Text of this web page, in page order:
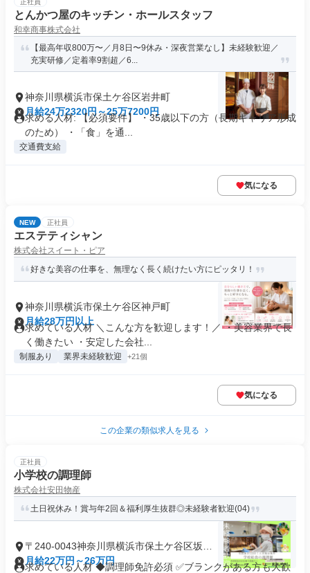
正社員
とんかつ屋のキッチン・ホールスタッフ
和幸商事株式会社
【最高年収800万〜／月8日〜9休み・深夜営業なし】未経験歓迎／
充実研修／定着率9割超／6...
神奈川県横浜市保土ケ谷区岩井町
月給24万2320円～25万7200円
求める人材: 【必須要件】 ・35歳以下の方（長期キャリア形成
のため） ・「食」を通...
交通費支給
気になる
NEW 正社員
エステティシャン
株式会社スイート・ピア
好きな美容の仕事を、無理なく長く続けたい方にピッタリ！
神奈川県横浜市保土ケ谷区神戸町
月給28万円以上
求めている人材 ＼こんな方を歓迎します！／ ・美容業界で長
く働きたい ・安定した会社...
制服あり 業界未経験歓迎 +21個
気になる
この企業の類似求人を見る
正社員
小学校の調理師
株式会社安田物産
土日祝休み！賞与年2回＆福利厚生抜群◎未経験者歓迎(04)
〒240-0043神奈川県横浜市保土ケ谷区坂本
町
月給22万円～26万円
求めている人材 ◆調理師免許必須 ✅ブランクがある方も大歓